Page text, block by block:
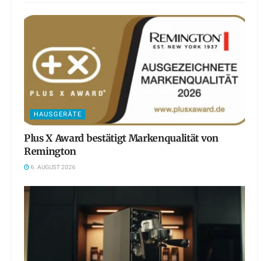
HAUSGERÄTE
Plus X Award bestätigt Markenqualität von
Remington
6. AUGUST 2026